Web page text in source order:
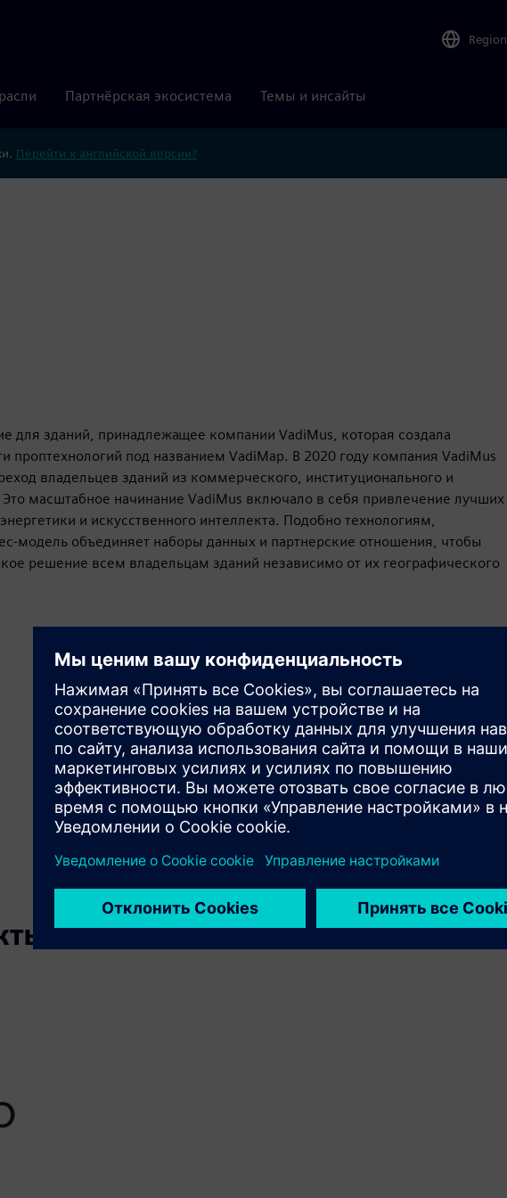
Region
Партнёрская экосистема Темы и инсайты
Перейти к английской версии?
для зданий, принадлежащее компании VadiMus, которая создала
проптехнологий под названием VadiMap. В 2020 году компания VadiMus
владельцев зданий из коммерческого, институционального и
масштабное начинание VadiMus включало в себя привлечение лучших
и искусственного интеллекта. Подобно технологиям,
модель объединяет наборы данных и партнерские отношения, чтобы
решение всем владельцам зданий независимо от их географического
Движение
Build
Расширяет возможности продукта/решения Siemens
Xcelerator, формируя новый продукт или создавая
новое решение для клиентов путем интеграции
продуктов клиента и Siemens Xcelerator